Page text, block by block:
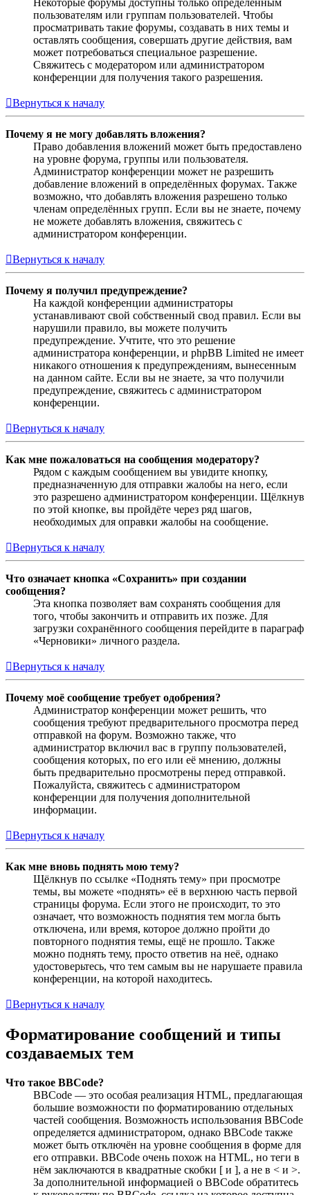
пользователям или группам пользователей. Чтобы
просматривать такие форумы, создавать в них темы и
оставлять сообщения, совершать другие действия, вам
может потребоваться специальное разрешение.
Свяжитесь с модератором или администратором
конференции для получения такого разрешения.
Вернуться к началу
Почему я не могу добавлять вложения?
Право добавления вложений может быть предоставлено
на уровне форума, группы или пользователя.
Администратор конференции может не разрешить
добавление вложений в определённых форумах. Также
возможно, что добавлять вложения разрешено только
членам определённых групп. Если вы не знаете, почему
не можете добавлять вложения, свяжитесь с
администратором конференции.
Вернуться к началу
Почему я получил предупреждение?
На каждой конференции администраторы
устанавливают свой собственный свод правил. Если вы
нарушили правило, вы можете получить
предупреждение. Учтите, что это решение
администратора конференции, и phpBB Limited не имеет
никакого отношения к предупреждениям, вынесенным
на данном сайте. Если вы не знаете, за что получили
предупреждение, свяжитесь с администратором
конференции.
Вернуться к началу
Как мне пожаловаться на сообщения модератору?
Рядом с каждым сообщением вы увидите кнопку,
предназначенную для отправки жалобы на него, если
это разрешено администратором конференции. Щёлкнув
по этой кнопке, вы пройдёте через ряд шагов,
необходимых для оправки жалобы на сообщение.
Вернуться к началу
Что означает кнопка «Сохранить» при создании
сообщения?
Эта кнопка позволяет вам сохранять сообщения для
того, чтобы закончить и отправить их позже. Для
загрузки сохранённого сообщения перейдите в параграф
«Черновики» личного раздела.
Вернуться к началу
Почему моё сообщение требует одобрения?
Администратор конференции может решить, что
сообщения требуют предварительного просмотра перед
отправкой на форум. Возможно также, что
администратор включил вас в группу пользователей,
сообщения которых, по его или её мнению, должны
быть предварительно просмотрены перед отправкой.
Пожалуйста, свяжитесь с администратором
конференции для получения дополнительной
информации.
Вернуться к началу
Как мне вновь поднять мою тему?
Щёлкнув по ссылке «Поднять тему» при просмотре
темы, вы можете «поднять» её в верхнюю часть первой
страницы форума. Если этого не происходит, то это
означает, что возможность поднятия тем могла быть
отключена, или время, которое должно пройти до
повторного поднятия темы, ещё не прошло. Также
можно поднять тему, просто ответив на неё, однако
удостоверьтесь, что тем самым вы не нарушаете правила
конференции, на которой находитесь.
Вернуться к началу
Форматирование сообщений и типы
создаваемых тем
Что такое BBCode?
BBCode — это особая реализация HTML, предлагающая
большие возможности по форматированию отдельных
частей сообщения. Возможность использования BBCode
определяется администратором, однако BBCode также
может быть отключён на уровне сообщения в форме для
его отправки. BBCode очень похож на HTML, но теги в
нём заключаются в квадратные скобки [ и ], а не в < и >.
За дополнительной информацией о BBCode обратитесь